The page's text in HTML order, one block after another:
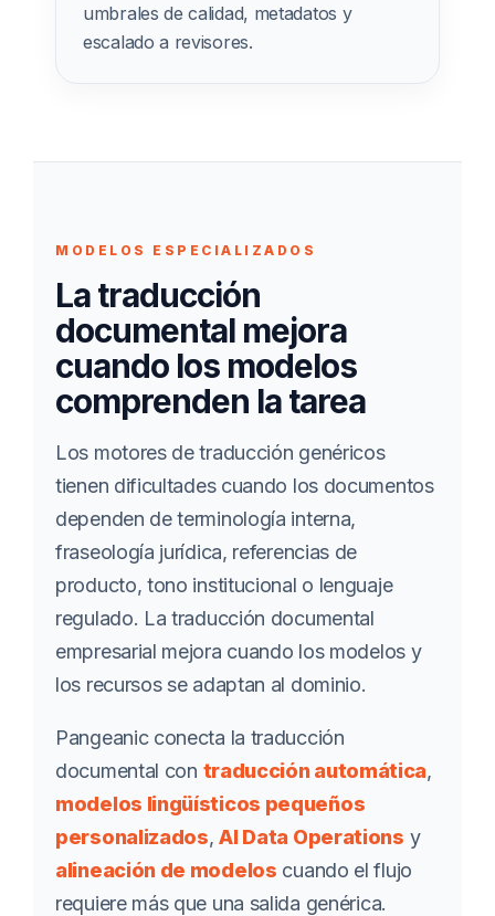
umbrales de calidad, metadatos y
escalado a revisores.
MODELOS ESPECIALIZADOS
La traducción
documental mejora
cuando los modelos
comprenden la tarea
Los motores de traducción genéricos
tienen dificultades cuando los documentos
dependen de terminología interna,
fraseología jurídica, referencias de
producto, tono institucional o lenguaje
regulado. La traducción documental
empresarial mejora cuando los modelos y
los recursos se adaptan al dominio.
Pangeanic conecta la traducción
documental con traducción automática,
modelos lingüísticos pequeños
personalizados,AI Data Operations y
alineación de modelos cuando el flujo
requiere más que una salida genérica.